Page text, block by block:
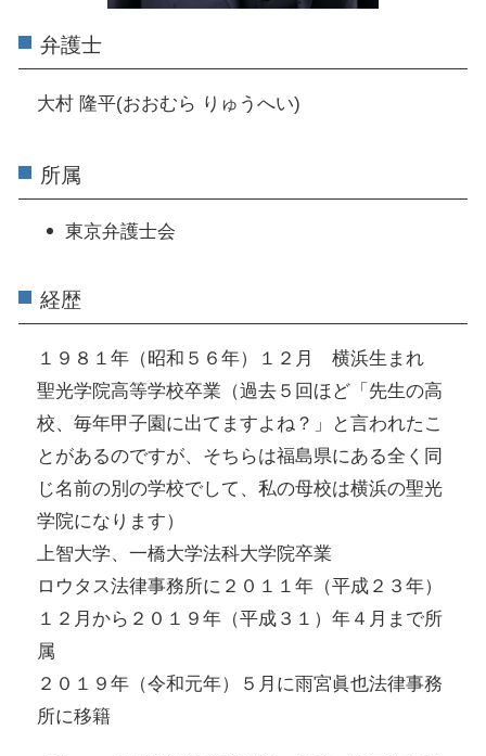
弁護士
大村 隆平(おおむら りゅうへい)
所属
東京弁護士会
経歴
１９８１年（昭和５６年）１２月 横浜生まれ
聖光学院高等学校卒業（過去５回ほど「先生の高
校、毎年甲子園に出てますよね？」と言われたこ
とがあるのですが、そちらは福島県にある全く同
じ名前の別の学校でして、私の母校は横浜の聖光
学院になります）
上智大学、一橋大学法科大学院卒業
ロウタス法律事務所に２０１１年（平成２３年）
１２月から２０１９年（平成３１）年４月まで所
属
２０１９年（令和元年）５月に雨宮眞也法律事務
所に移籍